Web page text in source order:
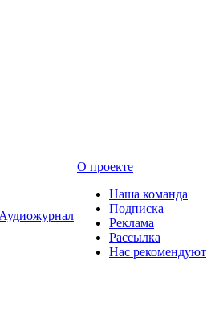
Аудиожурнал
О проекте
Наша команда
Подписка
Реклама
Рассылка
Нас рекомендуют